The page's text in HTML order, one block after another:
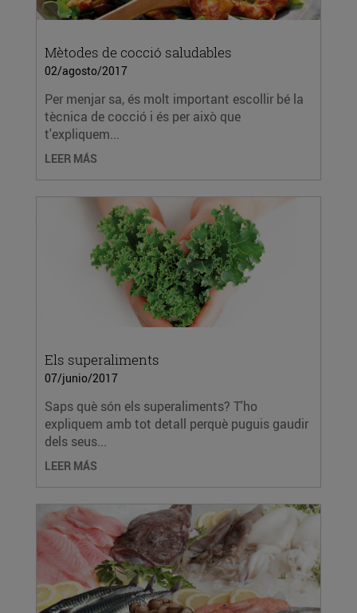
Mètodes de cocció saludables
02/agosto/2017
Per menjar sa, és molt important escollir bé la
tècnica de cocció i és per això que
t'expliquem...
LEER MÁS
Els superaliments
07/junio/2017
Saps què són els superaliments? T'ho
expliquem amb tot detall perquè puguis gaudir
dels seus...
LEER MÁS